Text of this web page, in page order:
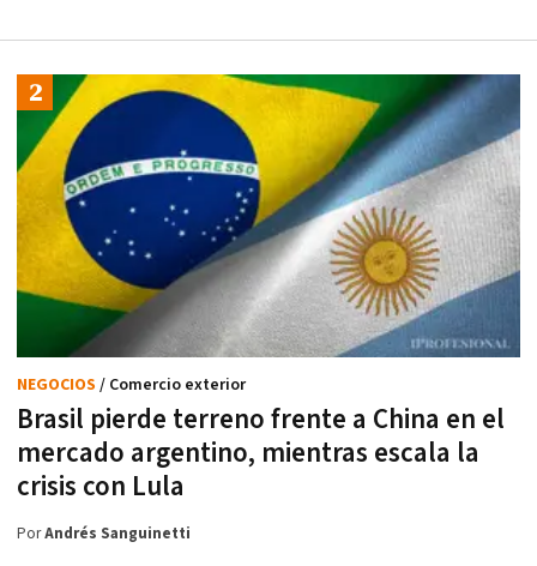
Brasil pierde terreno frente a China en el
mercado argentino, mientras escala la
crisis con Lula
NEGOCIOS / Comercio exterior
PorAndrés Sanguinetti